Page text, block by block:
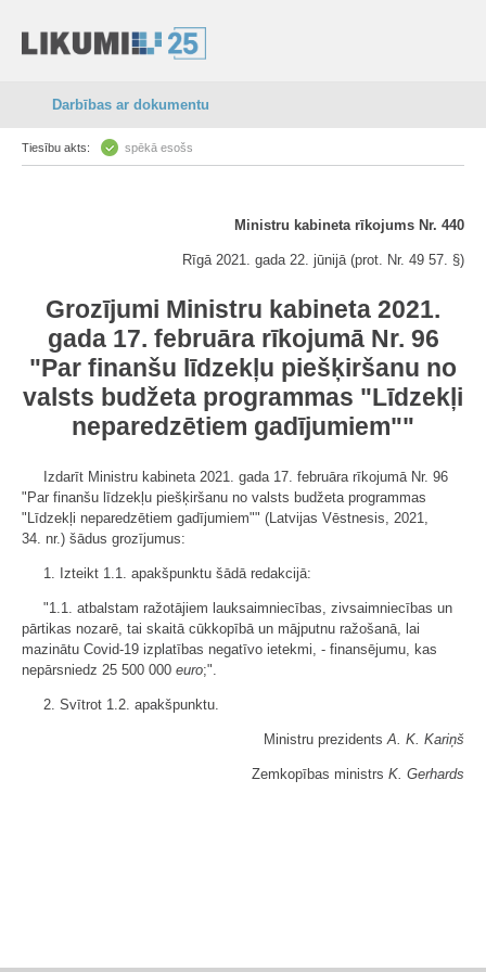
Darbības ar dokumentu
Tiesību akts: spēkā esošs
Ministru kabineta rīkojums Nr. 440
Rīgā 2021. gada 22. jūnijā (prot. Nr. 49 57. §)
Grozījumi Ministru kabineta 2021.
gada 17. februāra rīkojumā Nr. 96
"Par finanšu līdzekļu piešķiršanu no
valsts budžeta programmas "Līdzekļi
neparedzētiem gadījumiem""
Izdarīt Ministru kabineta 2021. gada 17. februāra rīkojumā Nr. 96
"Par finanšu līdzekļu piešķiršanu no valsts budžeta programmas
"Līdzekļi neparedzētiem gadījumiem"" (Latvijas Vēstnesis, 2021,
34. nr.) šādus grozījumus:
1. Izteikt 1.1. apakšpunktu šādā redakcijā:
"1.1. atbalstam ražotājiem lauksaimniecības, zivsaimniecības un
pārtikas nozarē, tai skaitā cūkkopībā un mājputnu ražošanā, lai
mazinātu Covid-19 izplatības negatīvo ietekmi, - finansējumu, kas
nepārsniedz 25 500 000 euro;".
2. Svītrot 1.2. apakšpunktu.
Ministru prezidentsA. K. Kariņš
Zemkopības ministrs K. Gerhards